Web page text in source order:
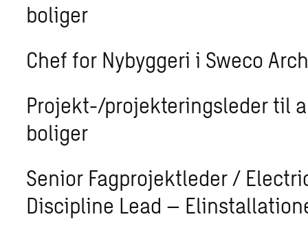
boliger
Chef for Nybyggeri i Sweco
Projekt-/projekteringsleder til
boliger
Senior Fagprojektleder /
Discipline Lead –